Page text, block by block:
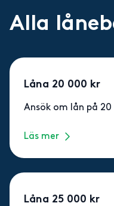
Alla
Låna 20 000 kr
Ansök om lån på
Läs mer
Låna 25 000 kr